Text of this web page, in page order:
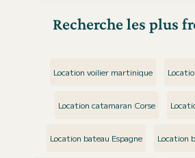
Recherche les plus
Location voilier martinique
Location catamaran Corse
Location bateau Espagne Location